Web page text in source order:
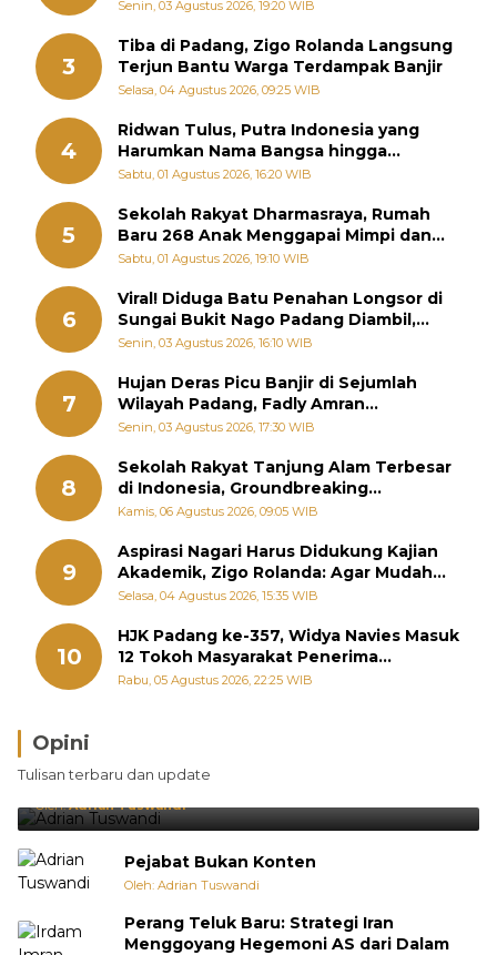
Senin, 03 Agustus 2026, 19:20 WIB
3
Tiba di Padang, Zigo Rolanda Langsung
Terjun Bantu Warga Terdampak Banjir
Selasa, 04 Agustus 2026, 09:25 WIB
4
Ridwan Tulus, Putra Indonesia yang
Harumkan Nama Bangsa hingga
Diabadikan dalam Buku Jepang
Sabtu, 01 Agustus 2026, 16:20 WIB
5
Sekolah Rakyat Dharmasraya, Rumah
Baru 268 Anak Menggapai Mimpi dan
Memutus Rantai Kemiskinan
Sabtu, 01 Agustus 2026, 19:10 WIB
6
Viral! Diduga Batu Penahan Longsor di
Sungai Bukit Nago Padang Diambil,
Warga Khawatir Bencana Terulang
Senin, 03 Agustus 2026, 16:10 WIB
7
Hujan Deras Picu Banjir di Sejumlah
Wilayah Padang, Fadly Amran
Perintahkan OPD Siaga
Senin, 03 Agustus 2026, 17:30 WIB
8
Sekolah Rakyat Tanjung Alam Terbesar
di Indonesia, Groundbreaking
September
Kamis, 06 Agustus 2026, 09:05 WIB
9
Aspirasi Nagari Harus Didukung Kajian
Akademik, Zigo Rolanda: Agar Mudah
Diperjuangkan di Kementerian
Selasa, 04 Agustus 2026, 15:35 WIB
10
HJK Padang ke-357, Widya Navies Masuk
12 Tokoh Masyarakat Penerima
Penghargaan Pemko Padang
Rabu, 05 Agustus 2026, 22:25 WIB
Opini
Tulisan terbaru dan update
Brasil Lebih Diunggulkan, tetapi Jepang Selalu
Punya Cara Membuat Kejutan
Oleh:Adrian Tuswandi
Pejabat Bukan Konten
Oleh: Adrian Tuswandi
Perang Teluk Baru: Strategi Iran
Menggoyang Hegemoni AS dari Dalam